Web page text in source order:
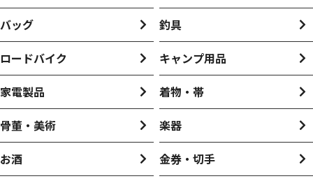
バッグ
釣具
ロードバイク
キャンプ用品
家電製品
着物・帯
骨董・美術
楽器
お酒
金券・切手